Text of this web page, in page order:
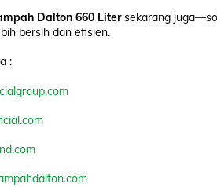
Dalton 660 Litersekarang
bersih dan efisien.
: